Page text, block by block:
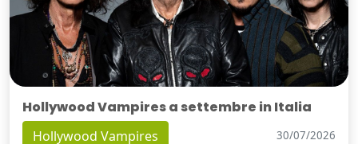
Hollywood Vampires a settembre in Italia
Hollywood Vampires 30/07/2026